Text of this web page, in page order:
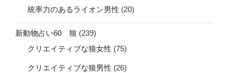
統率力のあるライオン男性 (20)
新動物占い60 狼 (239)
クリエイティブな狼女性 (75)
クリエイティブな狼男性 (26)